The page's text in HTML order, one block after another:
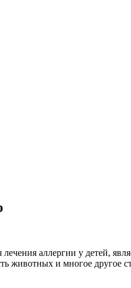
аллергии у детей,
животных и многое другое